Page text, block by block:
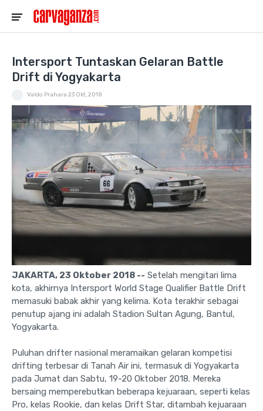
Intersport Tuntaskan Gelaran Battle
Drift di Yogyakarta
Valdo Prahara 23 Okt, 2018
JAKARTA, 23 Oktober 2018 -- Setelah mengitari lima
kota, akhirnya Intersport World Stage Qualifier Battle Drift
memasuki babak akhir yang kelima. Kota terakhir sebagai
penutup ajang ini adalah Stadion Sultan Agung, Bantul,
Yogyakarta.
Puluhan drifter nasional meramaikan gelaran kompetisi
drifting terbesar di Tanah Air ini, termasuk di Yogyakarta
pada Jumat dan Sabtu, 19-20 Oktober 2018. Mereka
bersaing memperebutkan beberapa kejuaraan, seperti kelas
Pro, kelas Rookie, dan kelas Drift Star, ditambah kejuaraan